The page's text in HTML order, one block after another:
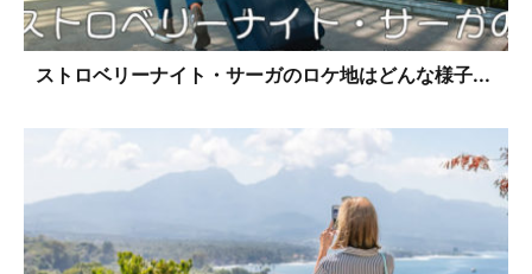
ストロベリーナイト・サーガのロケ地はどんな様子...